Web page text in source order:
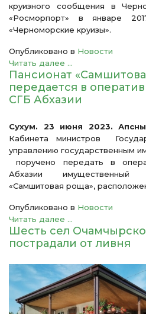
круизного сообщения в
«Росморпорт» в январе
«Черноморские круизы».
Опубликовано в Новости
Читать далее ...
Пансионат
передается в
СГБ Абхазии
Сухум. 23 июня 2023.
Кабинета министров
управлению государственным
поручено передать в
Абхазии имущественный
«Самшитовая роща»,
Опубликовано в Новости
Читать далее ...
Шесть сел
пострадали от ливня